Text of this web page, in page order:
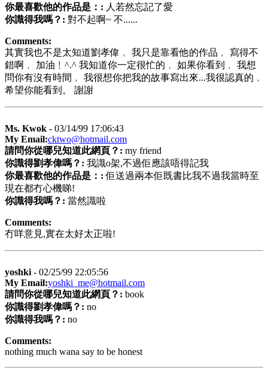
你最喜歡他的作品是：: 人若然忘記了愛
你識得我嗎？: 對不起啊~ 不......
Comments:
其實我也不是太知道劉孝偉﹐ 我只是靠看他的作品﹐ 寫得不
錯啊﹐ 加油﹗^.^ 我知道你一定很忙的﹐ 如果你看到﹐ 我想
問你有沒有時間﹐ 我很想你把我的故事寫出來...我很認真的﹐
希望你能看到。 謝謝
Ms. Kwok - 03/14/99 17:06:43
My Email:cktwo@hotmail.com
請問你從哪兒知道此網頁？: my friend
你識得劉孝偉嗎？: 我識o架,不過佢應該唔得記我
你最喜歡他的作品是：: 佢送過兩本佢既書比我不過我當時至
現在都冇心機睇!
你識得我嗎？: 當然識啦
Comments:
冇咩意見,實在太好太正啦!
yoshki - 02/25/99 22:05:56
My Email:yoshki_me@hotmail.com
請問你從哪兒知道此網頁？: book
你識得劉孝偉嗎？: no
你識得我嗎？: no
Comments:
nothing much wana say to be honest